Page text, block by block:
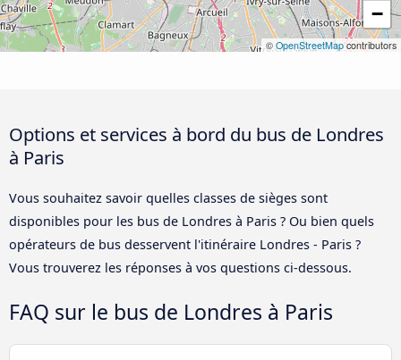
−
© OpenStreetMapcontributors
Options et services à bord du bus de Londres
à Paris
Vous souhaitez savoir quelles classes de sièges sont
disponibles pour les bus de Londres à Paris ? Ou bien quels
opérateurs de bus desservent l'itinéraire Londres - Paris ?
Vous trouverez les réponses à vos questions ci-dessous.
FAQ sur le bus de Londres à Paris